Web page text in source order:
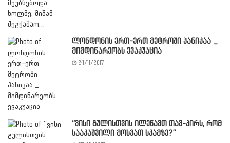
ლონდონის ერთ-ერთ მეტროში პანიკაა _
მიმდინარეობს ევაკუაცია
24/11/2017
“ვისი გულისთვის ილეწავთ თავ-პირს, რომ
სააკაშვილი მოსვათ სკამზე?”